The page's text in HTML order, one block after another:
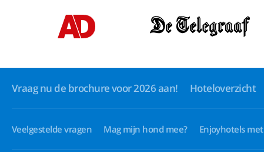
Vraag nu de brochure voor 2026 aan! Hoteloverzicht
Veelgestelde vragen Mag mijn hond mee? Enjoyhotels